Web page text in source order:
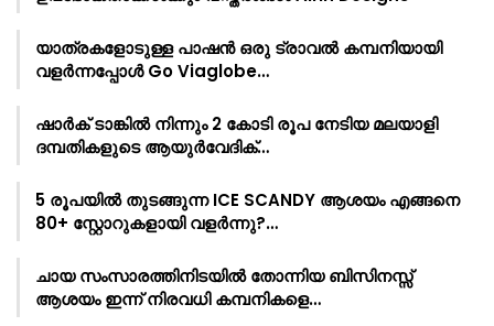
യാത്രകളോടുള്ള പാഷൻ ഒരു ട്രാവൽ കമ്പനിയായി
വളർന്നപ്പോൾ Go Viaglobe…
ഷാർക്‌ ടാങ്കിൽ നിന്നും 2 കോടി രൂപ നേടിയ മലയാളി
ദമ്പതികളുടെ ആയുർവേദിക്…
5 രൂപയിൽ തുടങ്ങുന്ന ICE SCANDY ആശയം എങ്ങനെ
80+ സ്റ്റോറുകളായി വളർന്നു?…
ചായ സംസാരത്തിനിടയിൽ തോന്നിയ ബിസിനസ്സ്
ആശയം ഇന്ന് നിരവധി കമ്പനികളെ…